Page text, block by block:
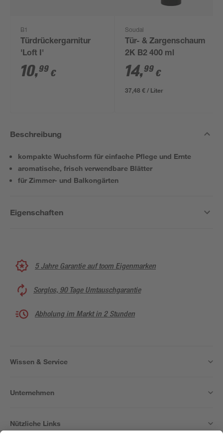
B1
Türdrückergarnitur
'Loft I'
10,99 €
Soudal
Tür- & Zargenschaum
2K B2 400 ml
14,99 €
37,48 € / Liter
Beschreibung
kompakte Wuchsform für einfache Pflege und Ernte
aromatische, frisch verwendbare Blätter
für Zimmer- und Balkongärten
Eigenschaften
5 Jahre Garantie auf toom Eigenmarken
Sorglos, 90 Tage Umtauschgarantie
Abholung im Markt in 2 Stunden
Wissen & Service
Unternehmen
Nützliche Links